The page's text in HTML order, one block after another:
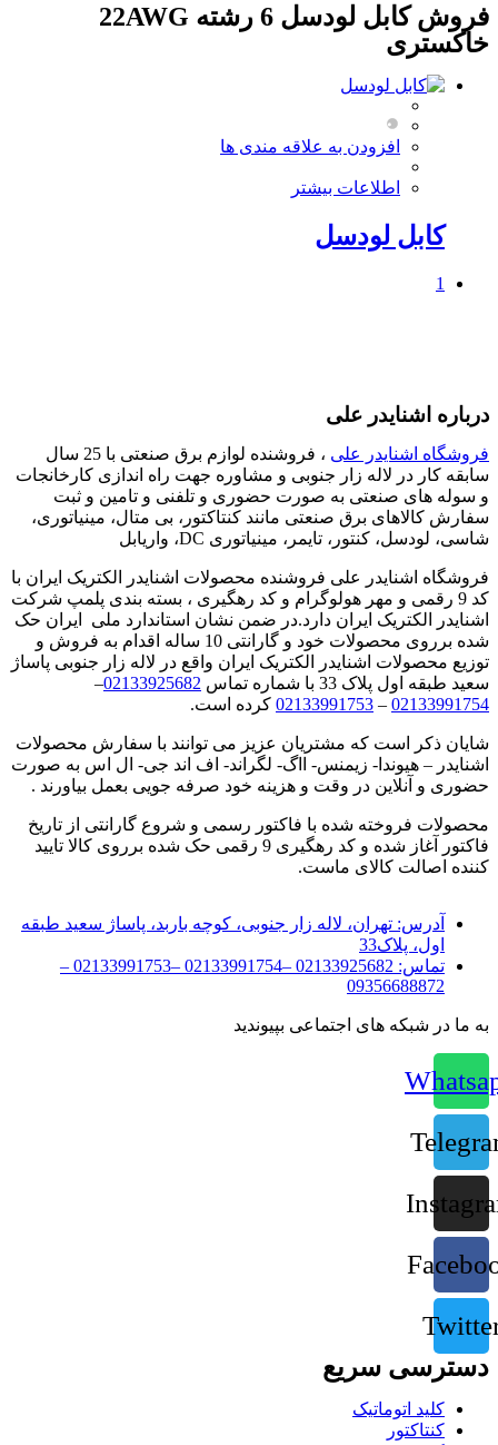
فروش کابل لودسل 6 رشته 22AWG
خاکستری
افزودن به علاقه مندی ها
اطلاعات بیشتر
کابل لودسل
1
درباره اشنایدر علی
فروشگاه اشنایدر علی
، فروشنده لوازم برق صنعتی با 25 سال
سابقه کار در لاله زار جنوبی و مشاوره جهت راه اندازی کارخانجات
و سوله های صنعتی به صورت حضوری و تلفنی و تامین و ثبت
سفارش کالاهای برق صنعتی مانند کنتاکتور، بی متال، مینیاتوری،
شاسی، لودسل، کنتور، تایمر، مینیاتوری DC، واریابل
فروشگاه اشنایدر علی فروشنده محصولات اشنایدر الکتریک ایران با
کد 9 رقمی و مهر هولوگرام و کد رهگیری ، بسته بندی پلمپ شرکت
اشنایدر الکتریک ایران دارد.در ضمن نشان استاندارد ملی ایران حک
شده برروی محصولات خود و گارانتی 10 ساله اقدام به فروش و
توزیع محصولات اشنایدر الکتریک ایران واقع در لاله زار جنوبی پاساژ
سعید طبقه اول پلاک 33 با شماره تماس
02133925682
–
02133991754
–
02133991753 کرده است.
شایان ذکر است که مشتریان عزیز می توانند با سفارش محصولات
اشنایدر – هیوندا- زیمنس- ااگ- لگراند- اف اند جی- ال اس به صورت
حضوری و آنلاین در وقت و هزینه خود صرفه جویی بعمل بیاورند .
محصولات فروخته شده با فاکتور رسمی و شروع گارانتی از تاریخ
فاکتور آغاز شده و کد رهگیری 9 رقمی حک شده برروی کالا تایید
کننده اصالت کالای ماست.
آدرس: تهران، لاله زار جنوبی، کوچه باربد، پاساژ سعید طبقه
اول، پلاک33
تماس:
02133925682 –02133991754 –02133991753 –
09356688872
به ما در شبکه های اجتماعی بپیوندید
دسترسی سریع
کلید اتوماتیک
کنتاکتور